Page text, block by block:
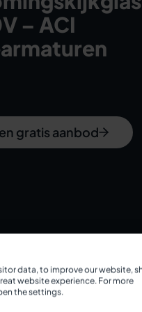
– ACI
gratis aanbod
data, to improve our website,
website experience. For more
the settings.